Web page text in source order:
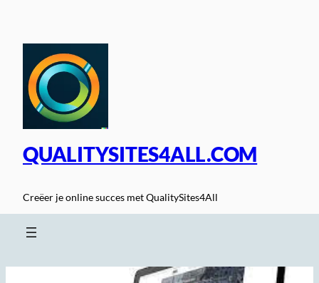
inhoud
QUALITYSITES4ALL.COM
Creëer je online succes met QualitySites4All